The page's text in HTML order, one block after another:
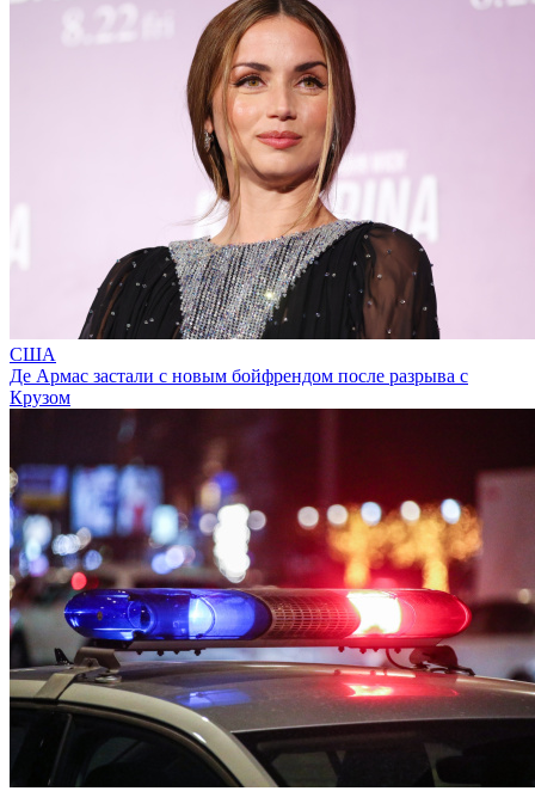
США
Де Армас застали с новым бойфрендом после разрыва с
Крузом